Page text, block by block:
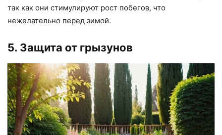
так как они стимулируют рост побегов, что
нежелательно перед зимой.
5. Защита от грызунов